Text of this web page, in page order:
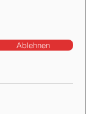
Ablehnen